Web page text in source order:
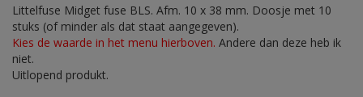
Littelfuse Midget fuse BLS. Afm. 10 x 38 mm. Doosje met 10
stuks (of minder als dat staat aangegeven).
Kies de waarde in het menu hierboven. Andere dan deze heb ik
niet.
Uitlopend produkt.